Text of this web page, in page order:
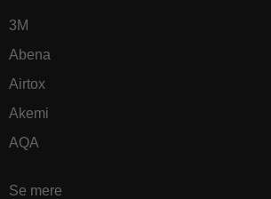
3M
Abena
Airtox
Akemi
AQA
Se mere